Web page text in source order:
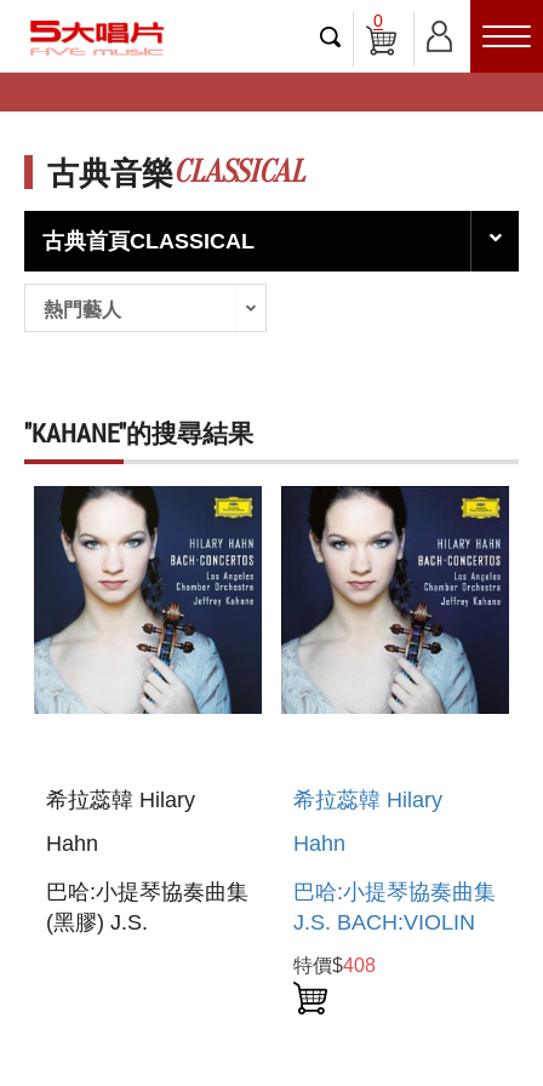
0
古典音樂CLASSICAL
古典首頁CLASSICAL
熱門藝人
"KAHANE"的搜尋結果
希拉蕊韓 Hilary
Hahn
巴哈:小提琴協奏曲集
(黑膠) J.S.
希拉蕊韓 Hilary
Hahn
巴哈:小提琴協奏曲集
J.S. BACH:VIOLIN
CONCERTOS
特價$408